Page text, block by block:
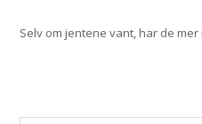
Selv om jentene vant, har de